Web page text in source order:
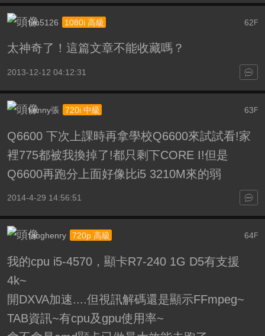
62F
tim5126 1080i 高級
太神奇了！這篇文章不能收藏嗎？
2013-12-12 04:12:31
63F
kenny張 720i 中級
Q6600 下次上課時再拿學校Q6600來試試看!家
裡775都被我換掉了!都只剩下CORE I!但是
Q6600再跑分上面好像比i5 3210M來的弱
2014-4-29 14:56:51
64F
fanghenry 720p 高級
我的cpu i5-4570，顯卡R7-240 1G D5有支援
4k~
開DXVA加速....但視訊解碼還是顯示FFmpeg~
TAB資訊~有cpu及gpu使用率~